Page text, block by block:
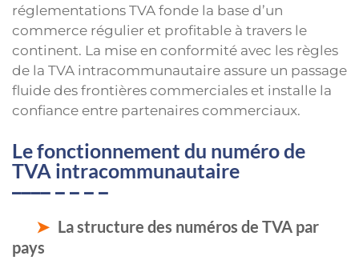
réglementations TVA fonde la base d’un
commerce régulier et profitable à travers le
continent. La mise en conformité avec les règles
de la TVA intracommunautaire assure un passage
fluide des frontières commerciales et installe la
confiance entre partenaires commerciaux.
Le fonctionnement du numéro de
TVA intracommunautaire
La structure des numéros de TVA par
pays